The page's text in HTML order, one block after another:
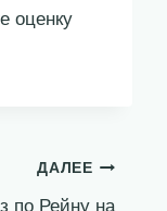
оценку
ДАЛЕЕ
по Рейну на